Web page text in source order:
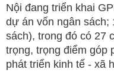
Nội đang triển khai
dự án vốn ngân sách;
sách), trong đó có 27
trọng, trọng điểm góp
phát triển kinh tế - xã